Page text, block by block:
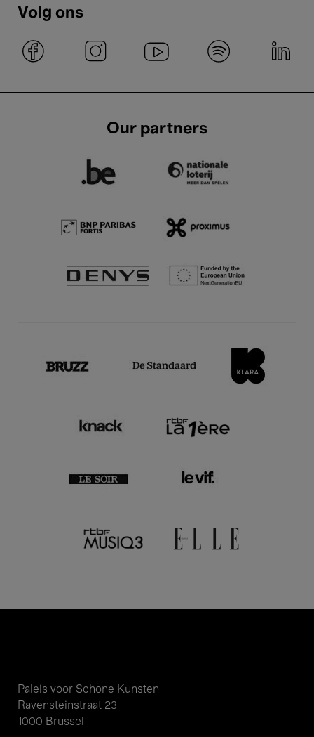
Volg ons
Our partners
Paleis voor Schone Kunsten
Ravensteinstraat 23
1000 Brussel